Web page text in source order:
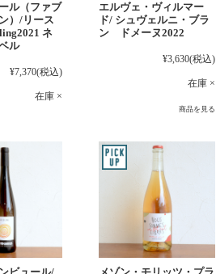
ル（ファブ
）/リース
ネ
ル
¥7,370(税込)
在庫 ×
エルヴェ・ヴィルマー
ド/ シュヴェルニ・ブラ
ン ドメーヌ2022
¥3,630(税込)
在庫 ×
商品を見る